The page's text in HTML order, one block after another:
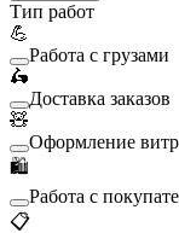
Тип работ
💪
Работа с грузами
🛵
Доставка заказов
🧸
Оформление
🛍️
Работа с
📋